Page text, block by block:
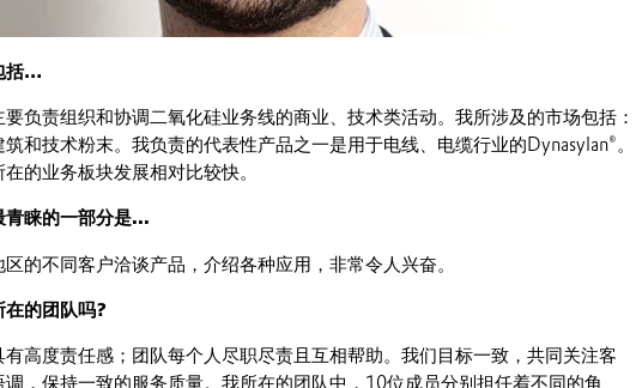
括…
负责组织和协调二氧化硅业务线的商业、技术类活动。我所涉及的市场包括：
和技术粉末。我负责的代表性产品之一是用于电线、电缆行业的Dynasylan®。
的业务板块发展相对比较快。
青睐的一部分是...
的不同客户洽谈产品，介绍各种应用，非常令人兴奋。
在的团队吗?
高度责任感；团队每个人尽职尽责且互相帮助。我们目标一致，共同关注客
调，保持一致的服务质量。我所在的团队中，10位成员分别担任着不同的角